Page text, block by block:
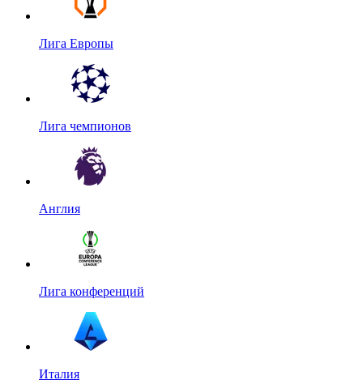
Лига Европы
Лига чемпионов
Англия
Лига конференций
Италия